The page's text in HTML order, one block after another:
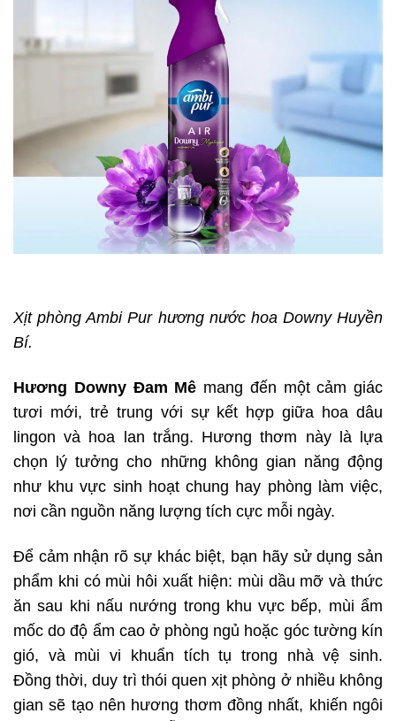
Xịtphòng Ambi Pur hương nước hoa Downy Huyền
Bí.
Hương Downy Đam Mê mang đến một cảm giác
tươi mới, trẻ trung với sự kết hợp giữa hoa dâu
lingon và hoa lan trắng. Hương thơm này là lựa
chọn lý tưởng cho những không gian năng động
như khu vực sinh hoạt chung hay phòng làm việc,
nơi cần nguồn năng lượng tích cực mỗi ngày.
Để cảm nhận rõ sự khác biệt, bạn hãy sử dụng sản
phẩm khi có mùi hôi xuất hiện: mùi dầu mỡ và thức
ăn sau khi nấu nướng trong khu vực bếp, mùi ẩm
mốc do độ ẩm cao ở phòng ngủ hoặc góc tường kín
gió, và mùi vi khuẩn tích tụ trong nhà vệ sinh.
Đồng thời, duy trì thói quen xịt phòng ở nhiều không
gian sẽ tạo nên hương thơm đồng nhất, khiến ngôi